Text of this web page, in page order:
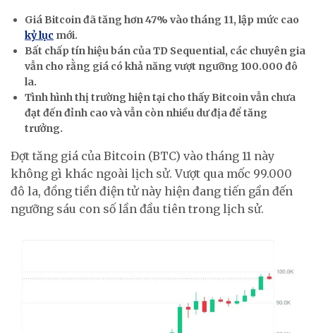
Giá Bitcoin đã tăng hơn 47% vào tháng 11, lập mức cao
kỷ lục mới.
Bất chấp tín hiệu bán của TD Sequential, các chuyên gia
vẫn cho rằng giá có khả năng vượt ngưỡng 100.000 đô
la.
Tình hình thị trường hiện tại cho thấy Bitcoin vẫn chưa
đạt đến đỉnh cao và vẫn còn nhiều dư địa để tăng
trưởng.
Đợt tăng giá của Bitcoin (BTC) vào tháng 11 này
không gì khác ngoài lịch sử. Vượt qua mốc 99.000
đô la, đồng tiền điện tử này hiện đang tiến gần đến
ngưỡng sáu con số lần đầu tiên trong lịch sử.